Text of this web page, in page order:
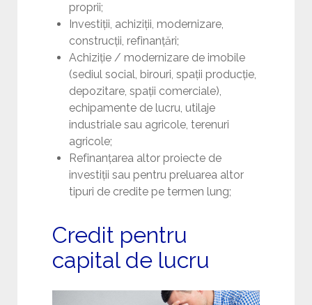
proprii;
Investiții, achiziții, modernizare,
construcții, refinanțări;
Achiziție / modernizare de imobile
(sediul social, birouri, spații producție,
depozitare, spații comerciale),
echipamente de lucru, utilaje
industriale sau agricole, terenuri
agricole;
Refinanțarea altor proiecte de
investiții sau pentru preluarea altor
tipuri de credite pe termen lung;
Credit pentru
capital de lucru